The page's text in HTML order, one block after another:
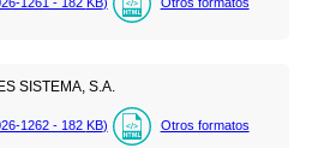
SISTEMA, S.A.
1262 - 182 KB) Otros formatos